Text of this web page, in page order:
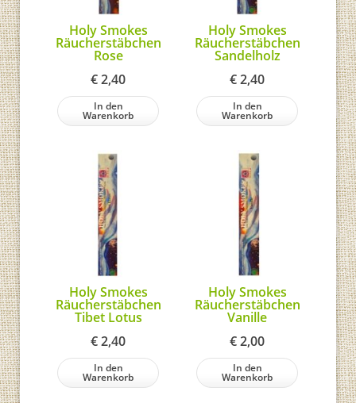
Holy Smokes
Räucherstäbchen
Rose
€2,40
In den
Warenkorb
Holy Smokes
Räucherstäbchen
Sandelholz
€2,40
In den
Warenkorb
Holy Smokes
Räucherstäbchen
Tibet Lotus
€2,40
In den
Warenkorb
Holy Smokes
Räucherstäbchen
Vanille
€2,00
In den
Warenkorb